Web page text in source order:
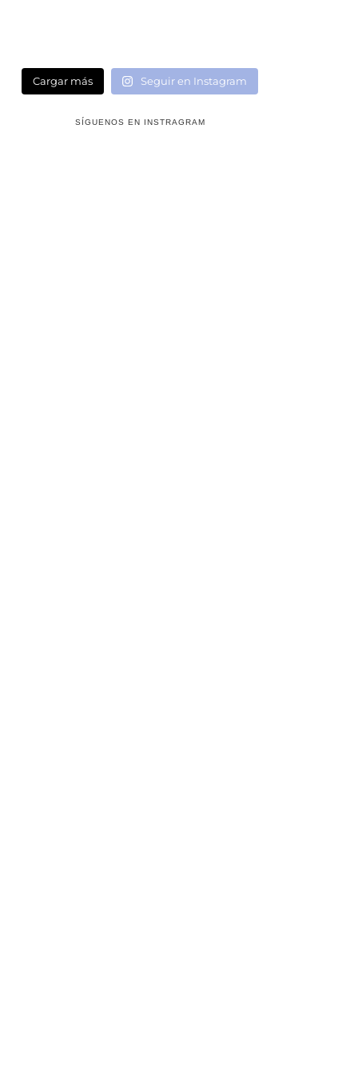
Cargar más Seguir en Instagram
SÍGUENOS EN INSTRAGRAM